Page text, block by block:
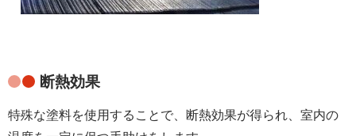
断熱効果
特殊な塗料を使用することで、断熱効果が得られ、室内の